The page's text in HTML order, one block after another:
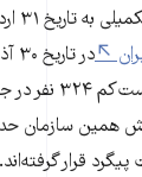
آن را تأیید کرد.
قرار گرفته‌اند.